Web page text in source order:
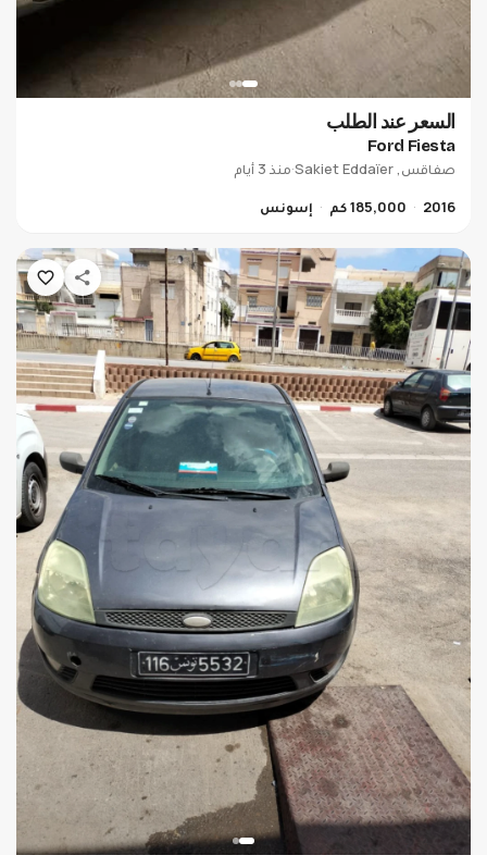
السعر عند الطلب
Ford Fiesta
صفاقس, Sakiet Eddaïer
·منذ 3 أيام
2016
185,000 كم إسونس
WeenCar GPS Tracker
حول كرهبتك لكرهبة connectée 📱 و تبعها لحظة بلحظة
وين ما كانت.
54 670 810